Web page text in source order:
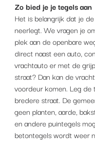
Zo bied je je tegels aan
Het is belangrijk dat je
neerlegt. We vragen je
plek aan de openbare
direct naast een auto,
vrachtauto er met de
straat? Dan kan de
voordeur komen. Leg de
bredere straat. De
geen planten, aarde,
en andere puintegels
betontegels wordt weer